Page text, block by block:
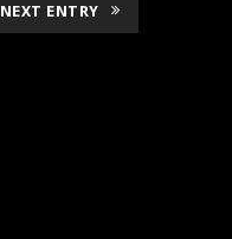
NEXT ENTRY